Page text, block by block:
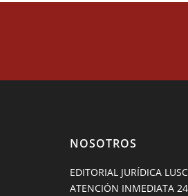
NOSOTROS
EDITORIAL JURÍDICA
ATENCIÓN INMEDIATA